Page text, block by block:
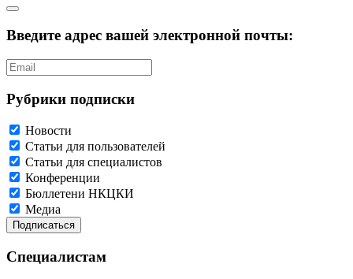
Введите адрес вашей электронной почты:
Рубрики подписки
Новости
Статьи для пользователей
Статьи для специалистов
Конференции
Бюллетени НКЦКИ
Медиа
Специалистам